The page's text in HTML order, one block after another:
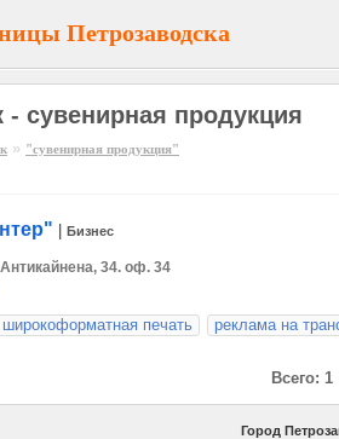
Петрозаводска
- сувенирная продукция
» "сувенирная продукция"
Бизнес
34. оф. 34
широкоформатная печать реклама на
Всего: 1
Город